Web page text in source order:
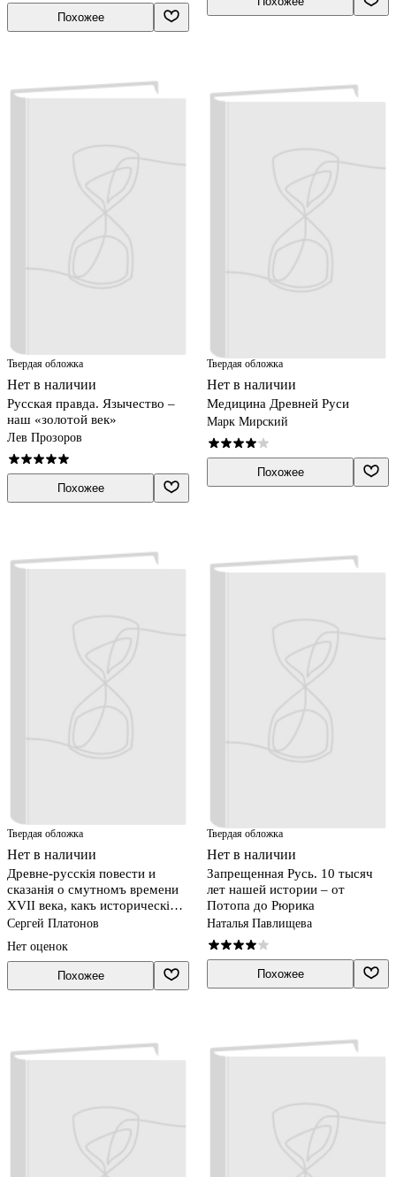
Похожее
Твердая обложка
Нет в наличии
Русская правда. Язычество –
наш «золотой век»
Лев Прозоров
Похожее
Твердая обложка
Нет в наличии
Медицина Древней Руси
Марк Мирский
Похожее
Твердая обложка
Нет в наличии
Древне-русскiя повести и
сказанiя о смутномъ времени
XVII века, какъ историческiй
источникъ.
Сергей Платонов
Нет оценок
Похожее
Твердая обложка
Нет в наличии
Запрещенная Русь. 10 тысяч
лет нашей истории – от
Потопа до Рюрика
Наталья Павлищева
Похожее